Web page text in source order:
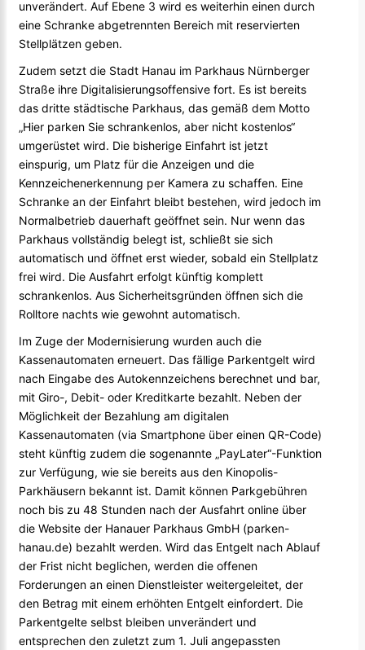
unverändert. Auf Ebene 3 wird es weiterhin einen durch
eine Schranke abgetrennten Bereich mit reservierten
Stellplätzen geben.
Zudem setzt die Stadt Hanau im Parkhaus Nürnberger
Straße ihre Digitalisierungsoffensive fort. Es ist bereits
das dritte städtische Parkhaus, das gemäß dem Motto
„Hier parken Sie schrankenlos, aber nicht kostenlos“
umgerüstet wird. Die bisherige Einfahrt ist jetzt
einspurig, um Platz für die Anzeigen und die
Kennzeichenerkennung per Kamera zu schaffen. Eine
Schranke an der Einfahrt bleibt bestehen, wird jedoch im
Normalbetrieb dauerhaft geöffnet sein. Nur wenn das
Parkhaus vollständig belegt ist, schließt sie sich
automatisch und öffnet erst wieder, sobald ein Stellplatz
frei wird. Die Ausfahrt erfolgt künftig komplett
schrankenlos. Aus Sicherheitsgründen öffnen sich die
Rolltore nachts wie gewohnt automatisch.
Im Zuge der Modernisierung wurden auch die
Kassenautomaten erneuert. Das fällige Parkentgelt wird
nach Eingabe des Autokennzeichens berechnet und bar,
mit Giro-, Debit- oder Kreditkarte bezahlt. Neben der
Möglichkeit der Bezahlung am digitalen
Kassenautomaten (via Smartphone über einen QR-Code)
steht künftig zudem die sogenannte „PayLater“-Funktion
zur Verfügung, wie sie bereits aus den Kinopolis-
Parkhäusern bekannt ist. Damit können Parkgebühren
noch bis zu 48 Stunden nach der Ausfahrt online über
die Website der Hanauer Parkhaus GmbH (parken-
hanau.de) bezahlt werden. Wird das Entgelt nach Ablauf
der Frist nicht beglichen, werden die offenen
Forderungen an einen Dienstleister weitergeleitet, der
den Betrag mit einem erhöhten Entgelt einfordert. Die
Parkentgelte selbst bleiben unverändert und
entsprechen den zuletzt zum 1. Juli angepassten